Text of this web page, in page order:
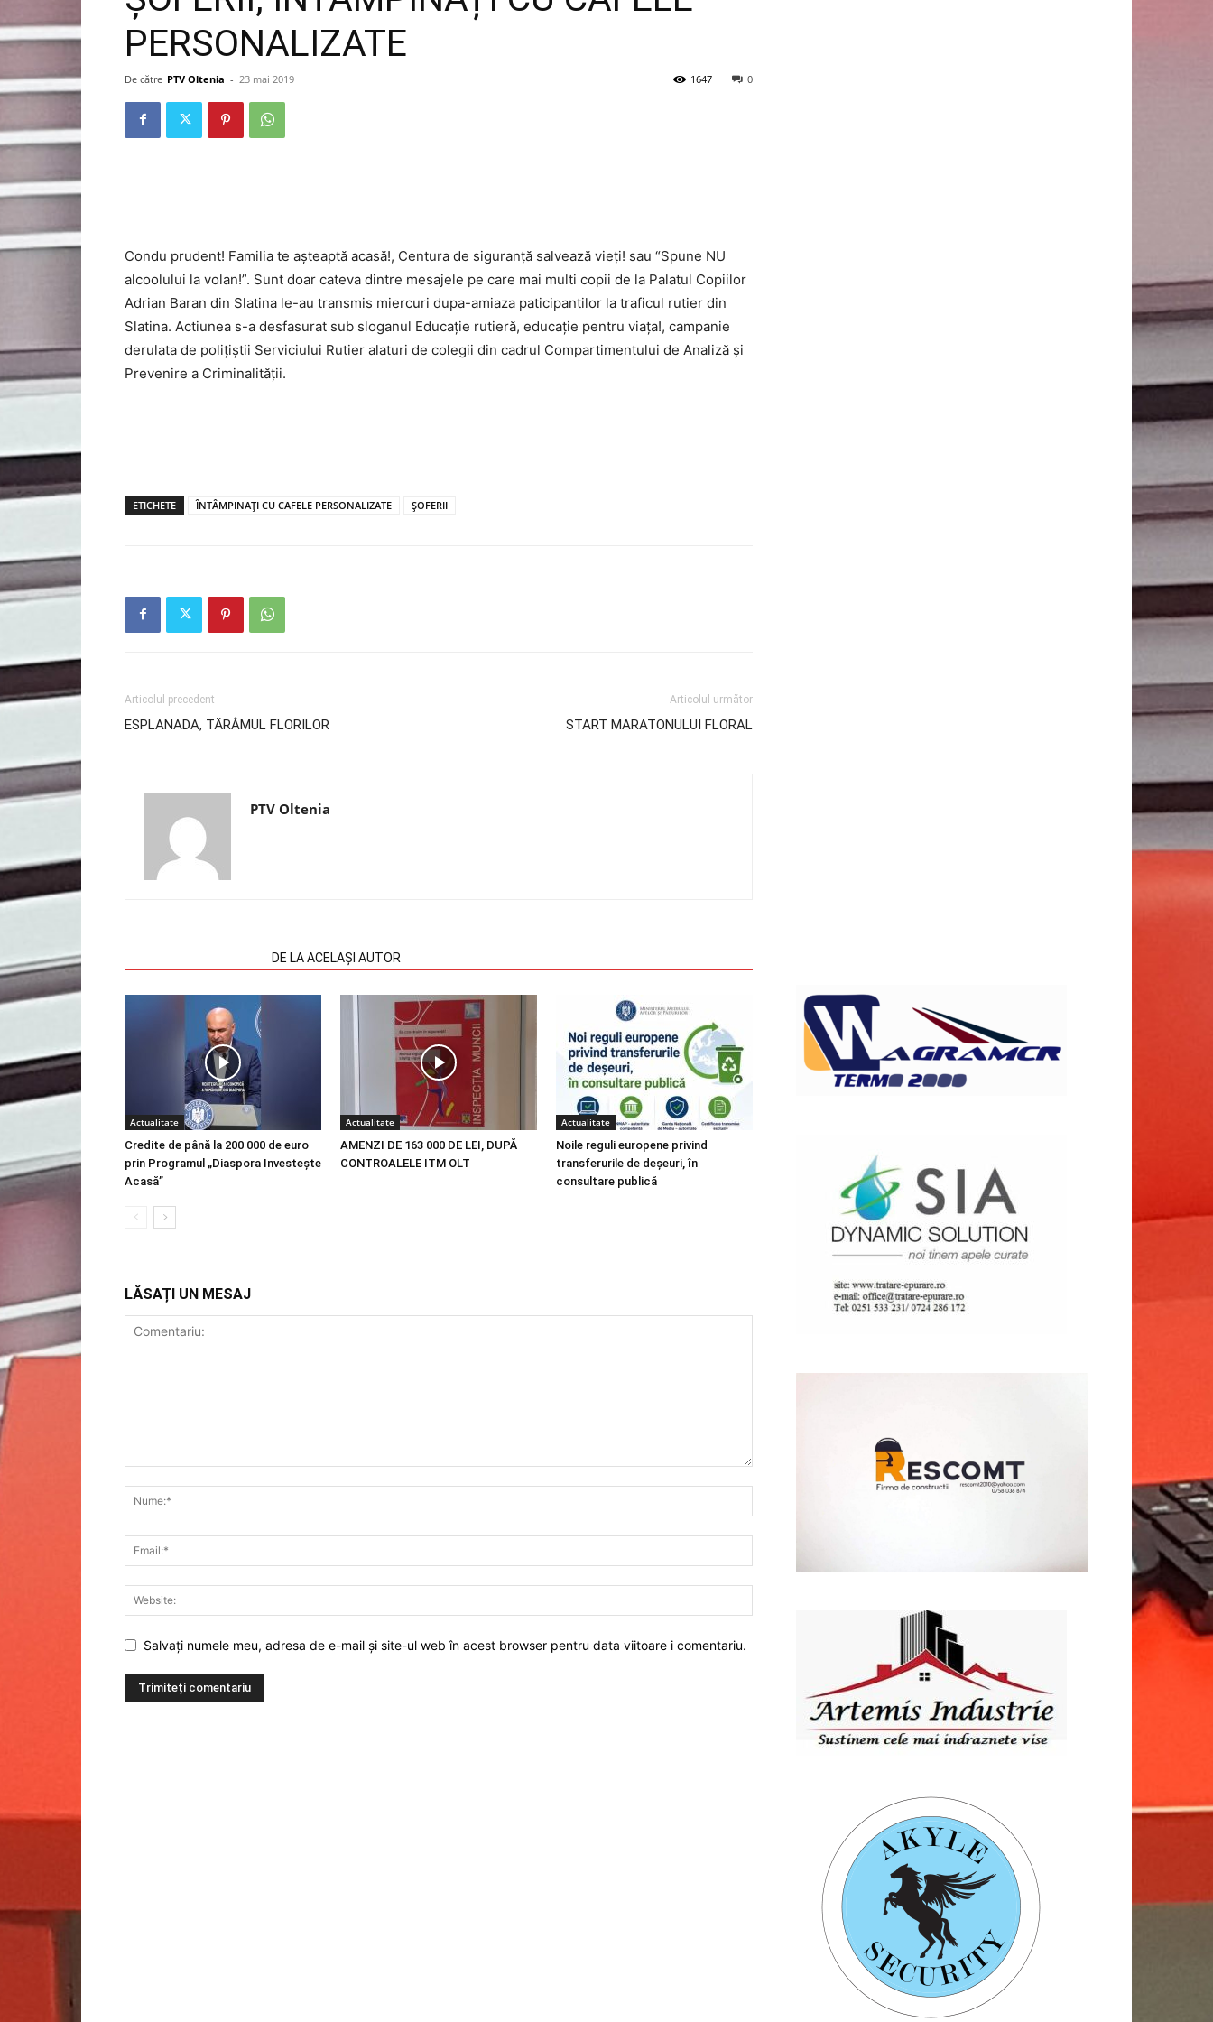
PERSONALIZATE
De către PTV Oltenia - 23 mai 2019 0
1647
Condu prudent! Familia te așteaptă acasă!, Centura de siguranță salvează vieți! sau “Spune NU
alcoolului la volan!”. Sunt doar cateva dintre mesajele pe care mai multi copii de la Palatul Copiilor
Adrian Baran din Slatina le-au transmis miercuri dupa-amiaza paticipantilor la traficul rutier din
Slatina. Actiunea s-a desfasurat sub sloganul Educație rutieră, educație pentru viața!, campanie
derulata de polițiștii Serviciului Rutier alaturi de colegii din cadrul Compartimentului de Analiză și
Prevenire a Criminalității.
ETICHETE ÎNTÂMPINAȚI CU CAFELE PERSONALIZATE ȘOFERII
Articolul precedent
ESPLANADA, TĂRÂMUL FLORILOR
Articolul următor
START MARATONULUI FLORAL
PTV Oltenia
DE LA ACELAȘI AUTOR
Actualitate
Credite de până la 200 000 de euro
prin Programul „Diaspora Investește
Acasă”
Actualitate
AMENZI DE 163 000 DE LEI, DUPĂ
CONTROALELE ITM OLT
Actualitate
Noile reguli europene privind
transferurile de deșeuri, în
consultare publică
LĂSAȚI UN MESAJ
Salvați numele meu, adresa de e-mail și site-ul web în acest browser pentru data viitoare i comentariu.